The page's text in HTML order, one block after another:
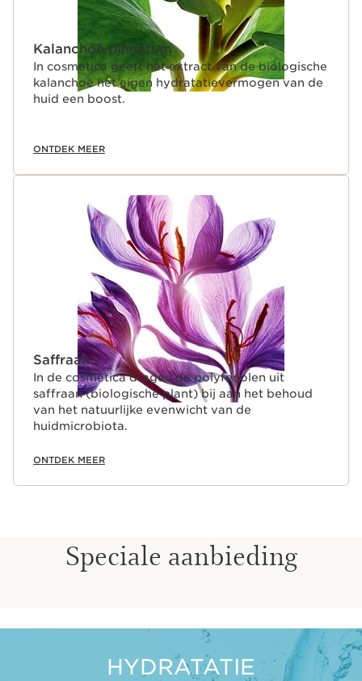
Kalanchoë pinnatum
In cosmetica geeft het extract van de biologische
kalanchoë het eigen hydratatievermogen van de
huid een boost.
ONTDEK MEER
Saffraan
In de cosmetica dragen de polyfenolen uit
saffraan (biologische plant) bij aan het behoud
van het natuurlijke evenwicht van de
huidmicrobiota.
ONTDEK MEER
Speciale aanbieding
HYDRATATIE